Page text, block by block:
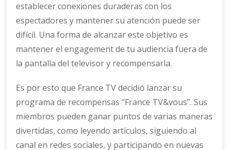
establecer conexiones duraderas con los
espectadores y mantener su atención puede ser
difícil. Una forma de alcanzar este objetivo es
mantener el engagement de tu audiencia fuera de
la pantalla del televisor y recompensarla.
Es por esto que France TV decidió lanzar su
programa de recompensas “France TV&vous”. Sus
miembros pueden ganar puntos de varias maneras
divertidas, como leyendo artículos, siguiendo al
canal en redes sociales, y participando en nuevas